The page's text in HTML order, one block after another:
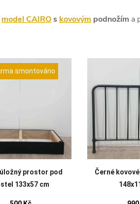
model CAIROs kovovým podnožím a